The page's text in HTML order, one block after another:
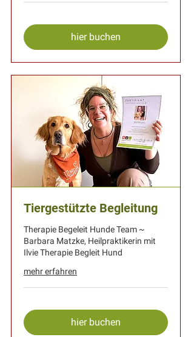
hier buchen
Tiergestützte Begleitung
Therapie Begeleit Hunde Team ~
Barbara Matzke, Heilpraktikerin mit
Ilvie Therapie Begleit Hund
mehr erfahren
hier buchen